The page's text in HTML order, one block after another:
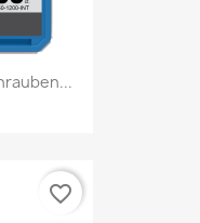
favorite_border